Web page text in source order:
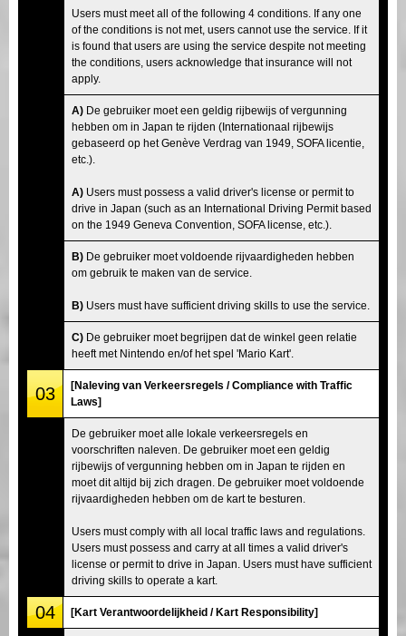
Users must meet all of the following 4 conditions. If any one
of the conditions is not met, users cannot use the service. If it
is found that users are using the service despite not meeting
the conditions, users acknowledge that insurance will not
apply.
A) De gebruiker moet een geldig rijbewijs of vergunning
hebben om in Japan te rijden (Internationaal rijbewijs
gebaseerd op het Genève Verdrag van 1949, SOFA licentie,
etc.).
A) Users must possess a valid driver's license or permit to
drive in Japan (such as an International Driving Permit based
on the 1949 Geneva Convention, SOFA license, etc.).
B) De gebruiker moet voldoende rijvaardigheden hebben
om gebruik te maken van de service.
B) Users must have sufficient driving skills to use the service.
C) De gebruiker moet begrijpen dat de winkel geen relatie
heeft met Nintendo en/of het spel 'Mario Kart'.
03
[Naleving van Verkeersregels / Compliance with Traffic
Laws]
De gebruiker moet alle lokale verkeersregels en
voorschriften naleven. De gebruiker moet een geldig
rijbewijs of vergunning hebben om in Japan te rijden en
moet dit altijd bij zich dragen. De gebruiker moet voldoende
rijvaardigheden hebben om de kart te besturen.
Users must comply with all local traffic laws and regulations.
Users must possess and carry at all times a valid driver's
license or permit to drive in Japan. Users must have sufficient
driving skills to operate a kart.
04 [Kart Verantwoordelijkheid / Kart Responsibility]